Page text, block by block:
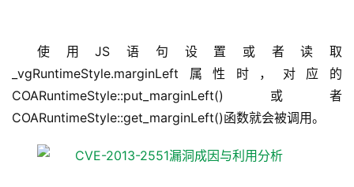
使用JS语句设置或者读取
_vgRuntimeStyle.marginLeft属性时，对应的
COARuntimeStyle::put_marginLeft()或者
COARuntimeStyle::get_marginLeft()函数就会被调用。